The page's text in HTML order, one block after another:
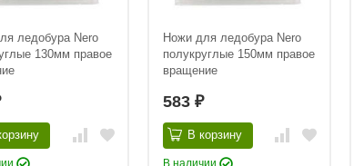
ледобура Nero
130мм правое
Ножи для ледобура Nero
полукруглые 150мм правое
вращение
583 ₽
В корзину
В наличии